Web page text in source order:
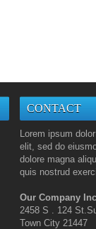
CONTACT
Lorem ipsum
elit, sed do
dolore magna
quis nostrud
Our Company
2458 S . 124
Town City 21447